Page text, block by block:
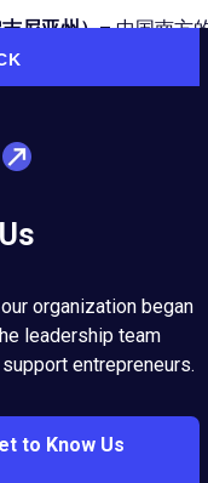
organization began
leadership team
entrepreneurs.
to Know Us
尼亚州）– 中国南方
在地。
区已成为创新者的
中国访问并开展业务
中国国内生产总值的
第11位，与加拿大和
济活力的地理位置相
遇。”拥有11年 EO
任 EO 2025/2026财
地和国际企业家联系与